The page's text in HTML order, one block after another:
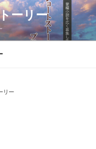
ーリー
リー